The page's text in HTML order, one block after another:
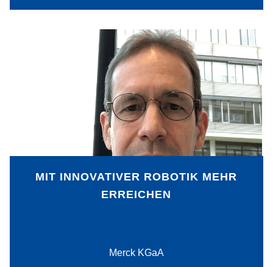
MIT INNOVATIVER ROBOTIK MEHR
ERREICHEN
Merck KGaA
Bereits 1976 führte Merck den Vorläufer
eines autonom fahrenden
Transportfahrzeugs ein. Heute sind
zahlreiche Roboterlösungen in ganz
verschiedenen Bereichen des
Unternehmens im Einsatz. Sie steigern
die Effizienz und Zuverlässigkeit von
Prozessen, entlasten Menschen und
erhöhen die Sicherheit am Arbeitsplatz.
PDF-Download